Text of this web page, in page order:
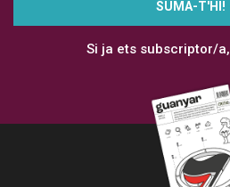
SUMA-T'HI!
Si ja ets subscriptor/a,